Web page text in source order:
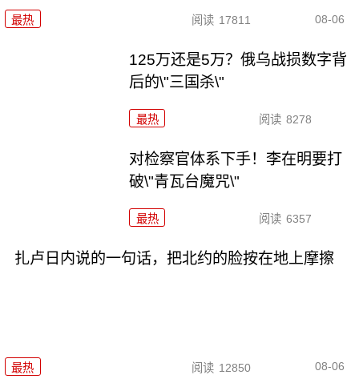
最热 阅读 17811 08-06
125万还是5万？俄乌战损数字背
后的\"三国杀\"
最热 阅读 8278
对检察官体系下手！李在明要打
破\"青瓦台魔咒\"
最热 阅读 6357
扎卢日内说的一句话，把北约的脸按在地上摩擦
最热 阅读 12850 08-06